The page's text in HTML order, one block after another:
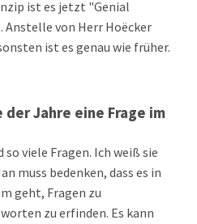
ist es jetzt "Genial
Anstelle von Herr Hoëcker
ist es genau wie früher.
der Jahre eine Frage im
so viele Fragen. Ich weiß sie
muss bedenken, dass es in
geht, Fragen zu
zu erfinden. Es kann